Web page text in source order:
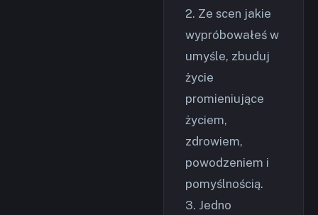
2. Ze scen jakie
wypróbowałeś w
umyśle, zbuduj
życie
promieniujące
życiem,
zdrowiem,
powodzeniem i
pomyślnością.
3. Jedno